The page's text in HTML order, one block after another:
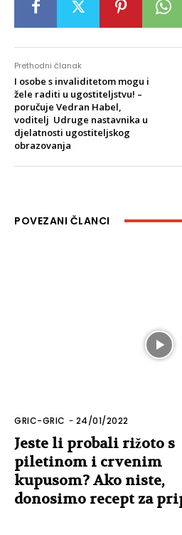
Prethodni članak
I osobe s invaliditetom mogu i
žele raditi u ugostiteljstvu! –
poručuje Vedran Habel,
voditelj Udruge nastavnika u
djelatnosti ugostiteljskog
obrazovanja
POVEZANI ČLANCI
GRIC-GRIC - 24/01/2022
Jeste li probali rižoto s
piletinom i crvenim
kupusom? Ako niste,
donosimo recept za